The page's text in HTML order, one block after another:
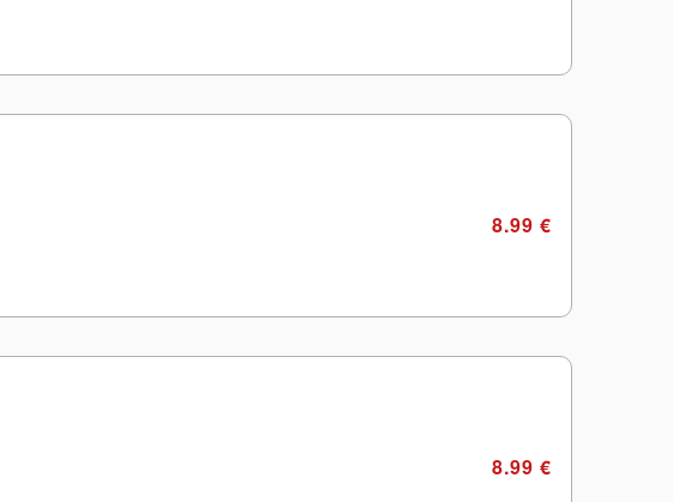
8.99 €
8.99 €